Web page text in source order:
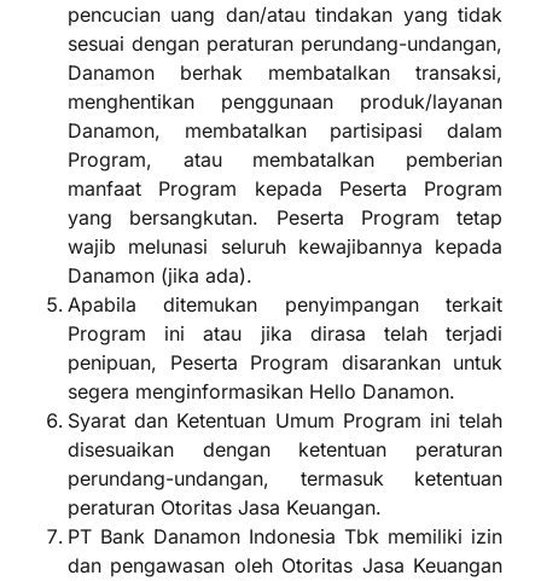
pencucian uang dan/atau tindakan yang tidak
sesuai dengan peraturan perundang-undangan,
Danamon berhak membatalkan transaksi,
menghentikan penggunaan produk/layanan
Danamon, membatalkan partisipasi dalam
Program, atau membatalkan pemberian
manfaat Program kepada Peserta Program
yang bersangkutan. Peserta Program tetap
wajib melunasi seluruh kewajibannya kepada
Danamon (jika ada).
Apabila ditemukan penyimpangan terkait
Program ini atau jika dirasa telah terjadi
penipuan, Peserta Program disarankan untuk
segera menginformasikan Hello Danamon.
Syarat dan Ketentuan Umum Program ini telah
disesuaikan dengan ketentuan peraturan
perundang-undangan, termasuk ketentuan
peraturan Otoritas Jasa Keuangan.
PT Bank Danamon Indonesia Tbk memiliki izin
dan pengawasan oleh Otoritas Jasa Keuangan